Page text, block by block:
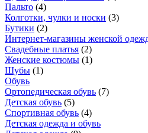
Пальто (4)
Колготки, чулки и носки (3)
Бутики (2)
Интернет-магазины женской
Свадебные платья (2)
Женские костюмы (1)
Шубы (1)
Обувь
Ортопедическая обувь (7)
Детская обувь (5)
Спортивная обувь (4)
Детская одежда и обувь